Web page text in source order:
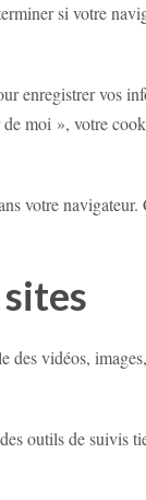
si votre
enregistrer vos
moi », votre
votre
des vidéos,
outils de